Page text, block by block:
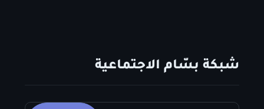
شبكة بسّام الاجتماعية